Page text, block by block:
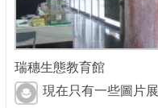
瑞穗生態教育館
現在只有一些圖片